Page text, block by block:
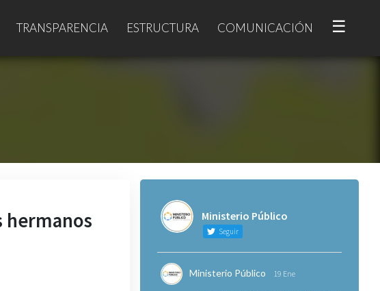
TRANSPARENCIA ESTRUCTURA COMUNICACIÓN ☰
hermanos
Ministerio Público
Seguir
Ministerio Público 19 Ene